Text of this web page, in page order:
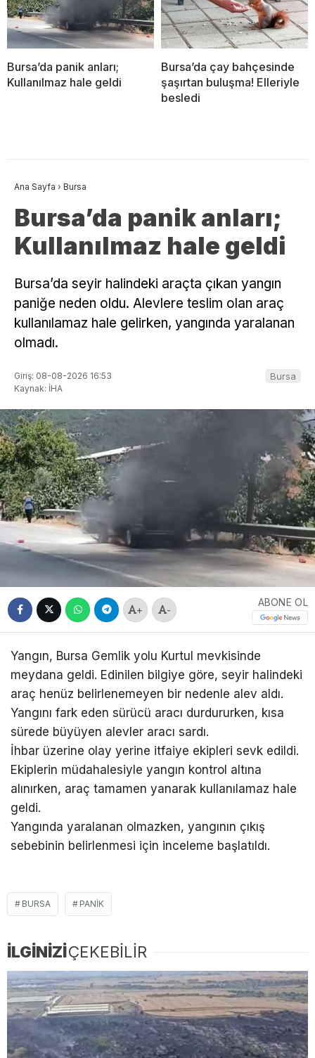
Bursa’da panik anları;
Kullanılmaz hale geldi
Bursa’da çay bahçesinde
şaşırtan buluşma! Elleriyle
besledi
Ana Sayfa › Bursa
Bursa’da panik anları;
Kullanılmaz hale geldi
Bursa’da seyir halindeki araçta çıkan yangın
paniğe neden oldu. Alevlere teslim olan araç
kullanılamaz hale gelirken, yangında yaralanan
olmadı.
Giriş: 08-08-2026 16:53
Kaynak: İHA
Bursa
+ -
ABONE OL
Yangın, Bursa Gemlik yolu Kurtul mevkisinde
meydana geldi. Edinilen bilgiye göre, seyir halindeki
araç henüz belirlenemeyen bir nedenle alev aldı.
Yangını fark eden sürücü aracı durdururken, kısa
sürede büyüyen alevler aracı sardı.
İhbar üzerine olay yerine itfaiye ekipleri sevk edildi.
Ekiplerin müdahalesiyle yangın kontrol altına
alınırken, araç tamamen yanarak kullanılamaz hale
geldi.
Yangında yaralanan olmazken, yangının çıkış
sebebinin belirlenmesi için inceleme başlatıldı.
BURSA PANIK
İLGİNİZİÇEKEBİLİR